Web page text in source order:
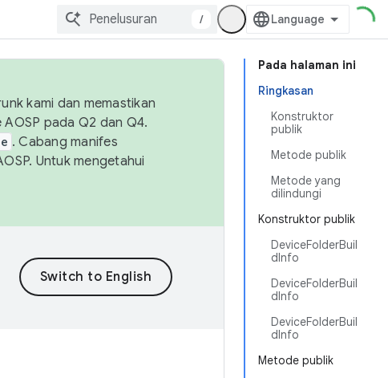
/
Pada halaman ini
Ringkasan
Konstruktor
publik
Metode publik
Metode yang
dilindungi
Konstruktor publik
DeviceFolderBuil
dInfo
DeviceFolderBuil
dInfo
DeviceFolderBuil
dInfo
Metode publik
kami dan memastikan
pada Q2 dan Q4.
. Cabang manifes
Untuk mengetahui